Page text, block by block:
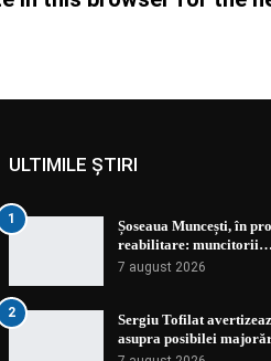
ULTIMILE ȘTIRI
1
Șoseaua Muncești, în
reabilitare: muncitorii…
7 august 2026
2
Sergiu Tofilat
asupra posibilei